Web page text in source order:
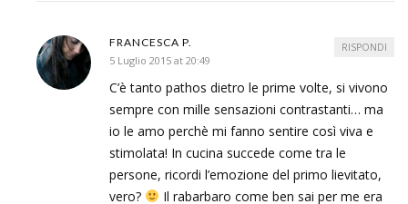
FRANCESCA P.
5 Luglio 2015 at 20:49
C’è tanto pathos dietro le prime volte, si vivono
sempre con mille sensazioni contrastanti… ma
io le amo perchè mi fanno sentire così viva e
stimolata! In cucina succede come tra le
persone, ricordi l’emozione del primo lievitato,
vero?
Il rabarbaro come ben sai per me era
RISPONDI